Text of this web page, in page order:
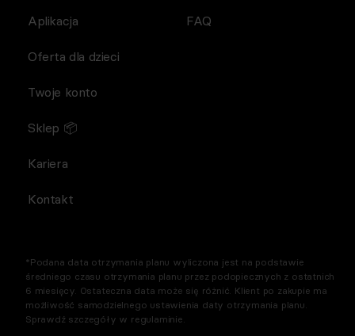
Aplikacja FAQ
Oferta dla dzieci
Twoje konto
Sklep 📦
Kariera
Kontakt
*Podana data otrzymania planu wyliczona jest na podstawie
średniego czasu otrzymania planu przez podopiecznych z ostatnich
6 miesięcy. Ostateczna data może się różnić. Klient po zakupie ma
możliwość samodzielnego ustawienia daty otrzymania planu.
Sprawdź szczegóły w regulaminie.